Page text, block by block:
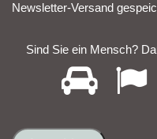
Newsletter-Versand
Sind Sie ein Mensch?
Sind
Sie
ein
Dann
1